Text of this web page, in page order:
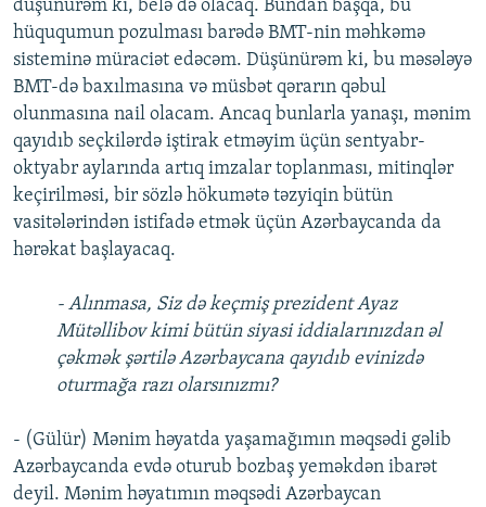
düşünürəm ki, belə də olacaq. Bundan başqa, bu
hüququmun pozulması barədə BMT-nin məhkəmə
sisteminə müraciət edəcəm. Düşünürəm ki, bu məsələyə
BMT-də baxılmasına və müsbət qərarın qəbul
olunmasına nail olacam. Ancaq bunlarla yanaşı, mənim
qayıdıb seçkilərdə iştirak etməyim üçün sentyabr-
oktyabr aylarında artıq imzalar toplanması, mitinqlər
keçirilməsi, bir sözlə hökumətə təzyiqin bütün
vasitələrindən istifadə etmək üçün Azərbaycanda da
hərəkat başlayacaq.
- Alınmasa, Siz də keçmiş prezident Ayaz
Mütəllibov kimi bütün siyasi iddialarınızdan əl
çəkmək şərtilə Azərbaycana qayıdıb evinizdə
oturmağa razı olarsınızmı?
- (Gülür) Mənim həyatda yaşamağımın məqsədi gəlib
Azərbaycanda evdə oturub bozbaş yeməkdən ibarət
deyil. Mənim həyatımın məqsədi Azərbaycan